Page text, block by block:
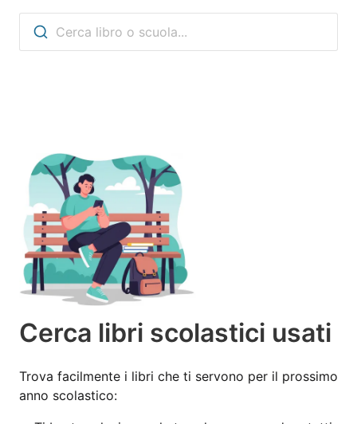
Cerca libro o scuola...
Cerca libri scolastici usati
Trova facilmente i libri che ti servono per il prossimo
anno scolastico: